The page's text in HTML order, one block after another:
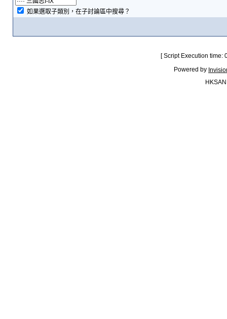
如果選取子類別，在子討論區中搜尋？
[ Script Execution
Powered by